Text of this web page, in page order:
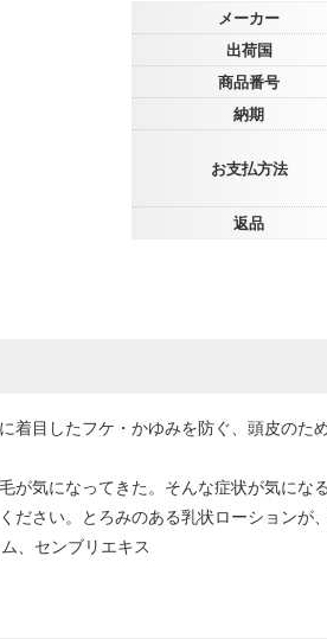
メーカー
出荷国
商品番号
納期
お支払方法
返品
着目したフケ・かゆみを防ぐ、頭皮の
気になってきた。そんな症状が気にな
さい。とろみのある乳状ローションが
、センブリエキス